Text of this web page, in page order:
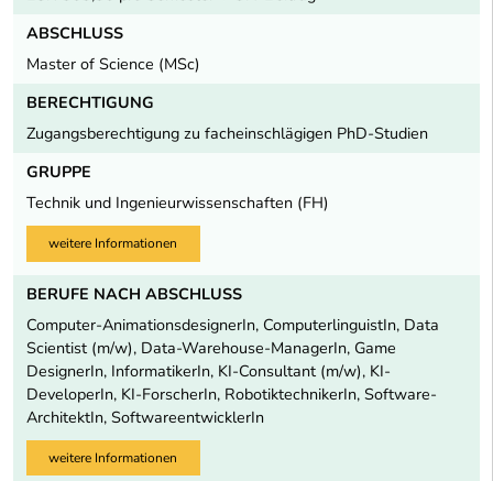
ABSCHLUSS
Master of Science (MSc)
BERECHTIGUNG
Zugangsberechtigung zu facheinschlägigen PhD-Studien
GRUPPE
Technik und Ingenieurwissenschaften (FH)
weitere Informationen
BERUFE NACH ABSCHLUSS
Computer-AnimationsdesignerIn, ComputerlinguistIn, Data
Scientist (m/w), Data-Warehouse-ManagerIn, Game
DesignerIn, InformatikerIn, KI-Consultant (m/w), KI-
DeveloperIn, KI-ForscherIn, RobotiktechnikerIn, Software-
ArchitektIn, SoftwareentwicklerIn
weitere Informationen